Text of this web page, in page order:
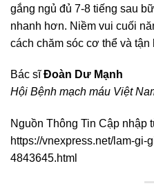
gắng ngủ đủ 7-8 tiếng sau
nhanh hơn. Niềm vui cuối
cách chăm sóc cơ thể và
Bác sĩĐoàn Dư Mạnh
Hội Bệnh mạch máu Việt
Nguồn Thông Tin Cập nhập
https://vnexpress.net/lam-gi-
4843645.html